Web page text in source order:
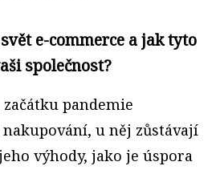
e-commerce a jak tyto
společnost?
pandemie
u něj zůstávají
výhody, jako je úspora